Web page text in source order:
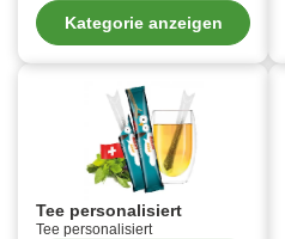
Kategorie anzeigen
Tee personalisiert
Tee personalisiert